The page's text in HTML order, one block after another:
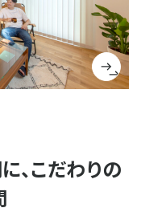
、こだわりの